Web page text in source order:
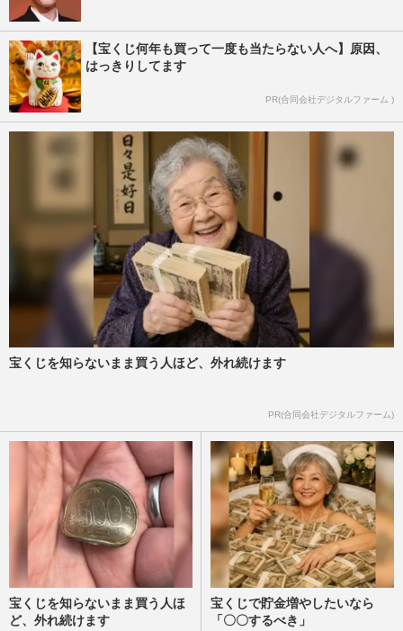
【宝くじ何年も買って一度も当たらない人へ】原因、
はっきりしてます
PR(合同会社デジタルファーム )
宝くじを知らないまま買う人ほど、外れ続けます
PR(合同会社デジタルファーム)
宝くじを知らないまま買う人ほ
ど、外れ続けます
宝くじで貯金増やしたいなら
「〇〇するべき」